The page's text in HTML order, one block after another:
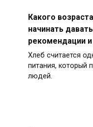
Какого
начинать
рекомендации
Хлеб считается
питания, который
людей.